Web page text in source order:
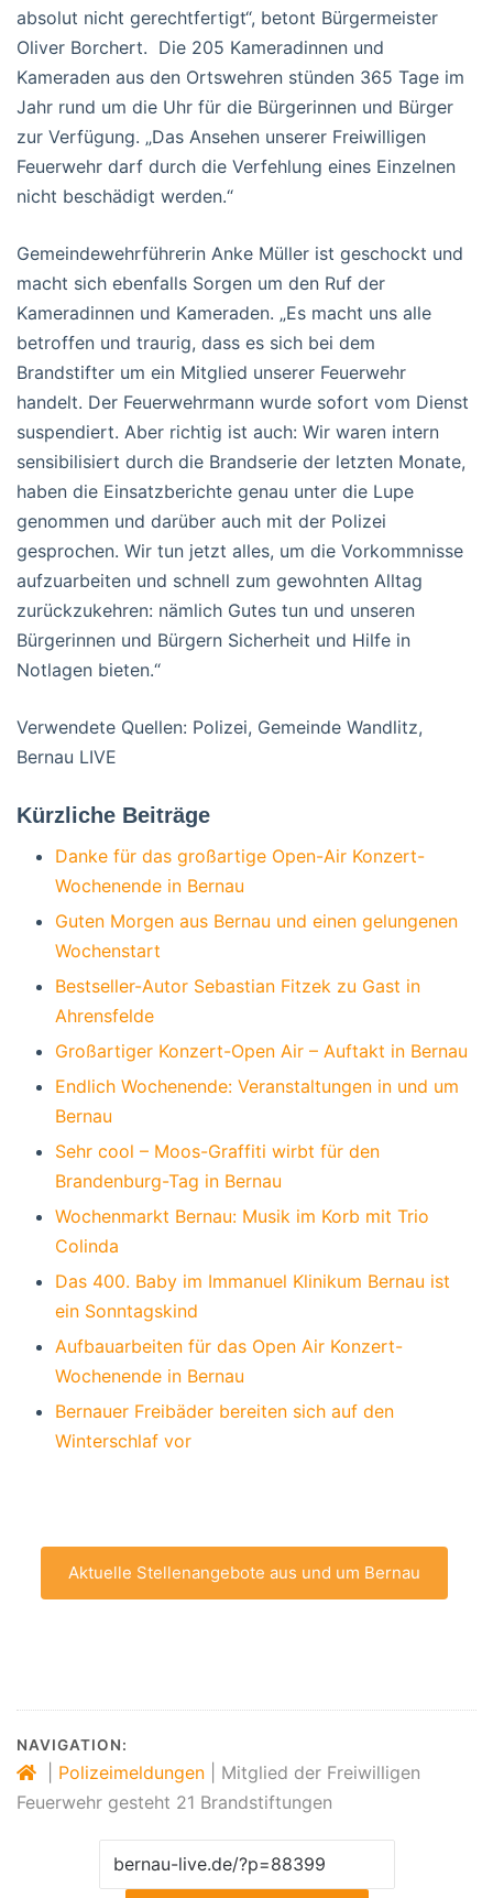
absolut nicht gerechtfertigt“, betont Bürgermeister
Oliver Borchert. Die 205 Kameradinnen und
Kameraden aus den Ortswehren stünden 365 Tage im
Jahr rund um die Uhr für die Bürgerinnen und Bürger
zur Verfügung. „Das Ansehen unserer Freiwilligen
Feuerwehr darf durch die Verfehlung eines Einzelnen
nicht beschädigt werden.“
Gemeindewehrführerin Anke Müller ist geschockt und
macht sich ebenfalls Sorgen um den Ruf der
Kameradinnen und Kameraden. „Es macht uns alle
betroffen und traurig, dass es sich bei dem
Brandstifter um ein Mitglied unserer Feuerwehr
handelt. Der Feuerwehrmann wurde sofort vom Dienst
suspendiert. Aber richtig ist auch: Wir waren intern
sensibilisiert durch die Brandserie der letzten Monate,
haben die Einsatzberichte genau unter die Lupe
genommen und darüber auch mit der Polizei
gesprochen. Wir tun jetzt alles, um die Vorkommnisse
aufzuarbeiten und schnell zum gewohnten Alltag
zurückzukehren: nämlich Gutes tun und unseren
Bürgerinnen und Bürgern Sicherheit und Hilfe in
Notlagen bieten.“
Verwendete Quellen: Polizei, Gemeinde Wandlitz,
Bernau LIVE
Kürzliche Beiträge
Danke für das großartige Open-Air Konzert-
Wochenende in Bernau
Guten Morgen aus Bernau und einen gelungenen
Wochenstart
Bestseller-Autor Sebastian Fitzek zu Gast in
Ahrensfelde
Großartiger Konzert-Open Air – Auftakt in Bernau
Endlich Wochenende: Veranstaltungen in und um
Bernau
Sehr cool – Moos-Graffiti wirbt für den
Brandenburg-Tag in Bernau
Wochenmarkt Bernau: Musik im Korb mit Trio
Colinda
Das 400. Baby im Immanuel Klinikum Bernau ist
ein Sonntagskind
Aufbauarbeiten für das Open Air Konzert-
Wochenende in Bernau
Bernauer Freibäder bereiten sich auf den
Winterschlaf vor
Aktuelle Stellenangebote aus und um Bernau
NAVIGATION:
Polizeimeldungen
Mitglied der Freiwilligen
Feuerwehr gesteht 21 Brandstiftungen